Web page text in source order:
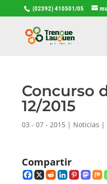
(02392) 410501/05
Concurso
12/2015
03 - 07 - 2015| Noticias |
Compartir